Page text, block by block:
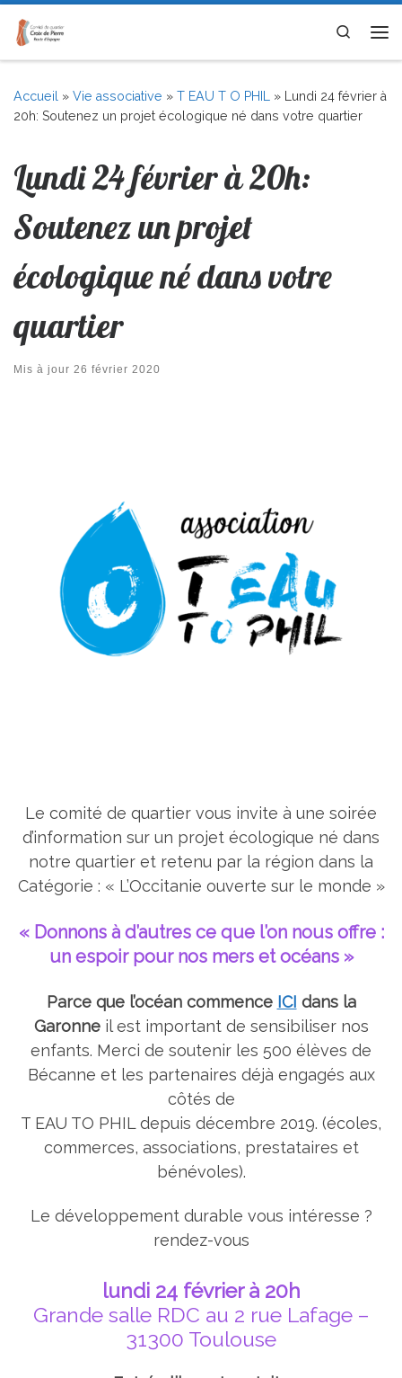
Skip to content
Search
Accueil » Vie associative » T EAU T O PHIL »
Lundi 24 février à
20h: Soutenez un projet écologique né dans votre quartier
Lundi 24 février à 20h:
Soutenez un projet
écologique né dans votre
quartier
Mis à jour 26 février 2020
Le comité de quartier vous invite à une soirée
d’information sur un projet écologique né dans
notre quartier et retenu par la région dans la
Catégorie : « L’Occitanie ouverte sur le monde »
« Donnons à d’autres ce que l’on nous offre :
un espoir pour nos mers et océans »
Parce que l’océan commence ICI dans la
Garonneil est important de sensibiliser nos
enfants. Merci de soutenir les 500 élèves de
Bécanne et les partenaires déjà engagés aux
côtés de
T EAU TO PHIL depuis décembre 2019. (écoles,
commerces, associations, prestataires et
bénévoles).
Le développement durable vous intéresse ?
rendez-vous
lundi 24 février à 20h
Grande salle RDC au 2 rue Lafage –
31300 Toulouse